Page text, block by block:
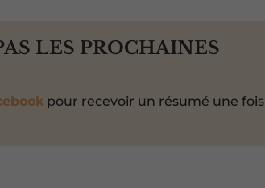
LES PROCHAINES
pour recevoir un résumé une fois